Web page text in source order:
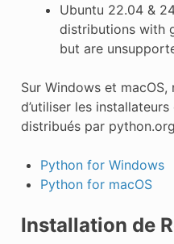
Ubuntu 22.04 &
distributions with
but are
Sur Windows et
d’utiliser les
distribués par
Python for Windows
Python for macOS
Installation de